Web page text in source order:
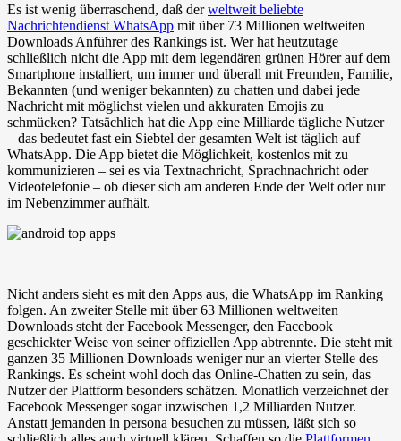
Es ist wenig überraschend, daß derweltweit beliebte
Nachrichtendienst WhatsApp mit über 73 Millionen weltweiten
Downloads Anführer des Rankings ist. Wer hat heutzutage
schließlich nicht die App mit dem legendären grünen Hörer auf dem
Smartphone installiert, um immer und überall mit Freunden, Familie,
Bekannten (und weniger bekannten) zu chatten und dabei jede
Nachricht mit möglichst vielen und akkuraten Emojis zu
schmücken? Tatsächlich hat die App eine Milliarde tägliche Nutzer
– das bedeutet fast ein Siebtel der gesamten Welt ist täglich auf
WhatsApp. Die App bietet die Möglichkeit, kostenlos mit zu
kommunizieren – sei es via Textnachricht, Sprachnachricht oder
Videotelefonie – ob dieser sich am anderen Ende der Welt oder nur
im Nebenzimmer aufhält.
Nicht anders sieht es mit den Apps aus, die WhatsApp im Ranking
folgen. An zweiter Stelle mit über 63 Millionen weltweiten
Downloads steht der Facebook Messenger, den Facebook
geschickter Weise von seiner offiziellen App abtrennte. Die steht mit
ganzen 35 Millionen Downloads weniger nur an vierter Stelle des
Rankings. Es scheint wohl doch das Online-Chatten zu sein, das
Nutzer der Plattform besonders schätzen. Monatlich verzeichnet der
Facebook Messenger sogar inzwischen 1,2 Milliarden Nutzer.
Anstatt jemanden in persona besuchen zu müssen, läßt sich so